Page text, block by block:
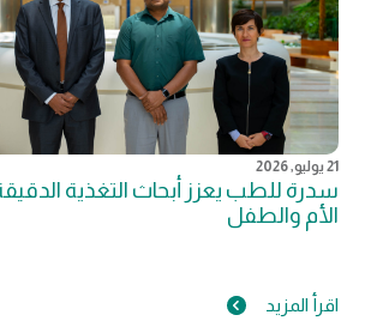
21 يوليو, 2026
سدرة للطب يعزز أبحاث التغذية
الأم والطفل
اقرأ المزيد